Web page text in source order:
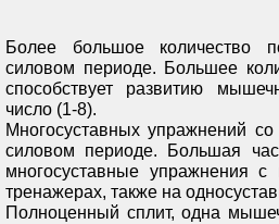
Более большое количество
силовом периоде. Большее
способствует развитию
число (1-8).
Многосуставных упражнений
силовом периоде. Большая
многосуставные упражнения с
тренажерах, также на
Полноценный сплит, одна